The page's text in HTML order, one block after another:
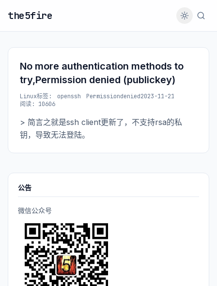
the5fire
No more authentication methods to
try,Permission denied (publickey)
Linux标签: openssh Permissiondenied2023-11-21
阅读: 10606
> 简言之就是ssh client更新了，不支持rsa的私
钥，导致无法登陆。
公告
微信公众号